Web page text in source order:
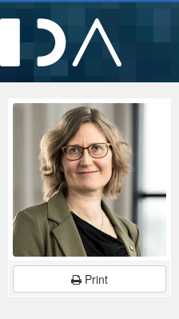
Print